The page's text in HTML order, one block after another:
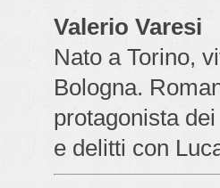
Valerio Varesi
Nato a Torino,
Bologna.
protagonista
e delitti con